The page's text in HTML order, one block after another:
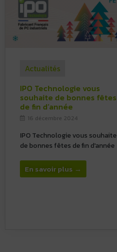
Actualités
IPO Technologie vous
souhaite de bonnes fêtes
de fin d’année
16 décembre 2024
IPO Technologie vous souhaite
de bonnes fêtes de fin d'année
En savoir plus →